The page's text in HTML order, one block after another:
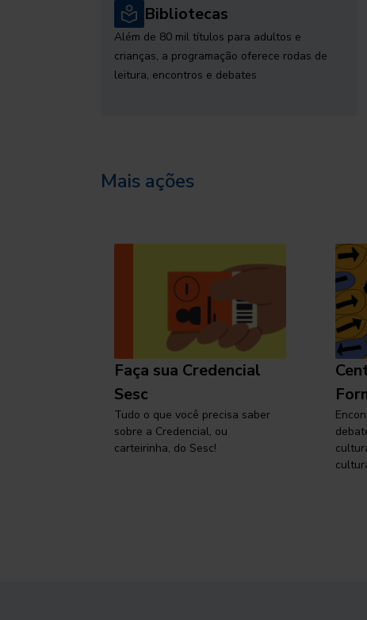
Bibliotecas
Além de 80 mil títulos para adultos e
crianças, a programação oferece rodas de
leitura, encontros e debates
Mais ações
Faça sua Credencial
Sesc
Tudo o que você precisa saber
sobre a Credencial, ou
carteirinha, do Sesc!